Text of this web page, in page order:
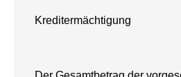
Kreditermächtigung